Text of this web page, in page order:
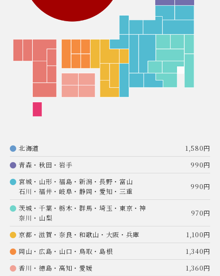
北海道
1,580円
青森・秋田・岩手
990円
宮城・山形・福島・新潟・長野・富山
石川・福井・岐阜・静岡・愛知・三重
990円
茨城・千葉・栃木・群馬・埼玉・東京・神
奈川・山梨
970円
京都・滋賀・奈良・和歌山・大阪・兵庫
1,100円
岡山・広島・山口・鳥取・島根
1,340円
香川・徳島・高知・愛媛
1,360円